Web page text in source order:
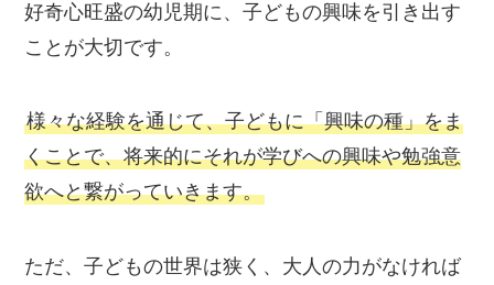
好奇心旺盛の幼児期に、子どもの興味を引き出す
ことが大切です。
様々な経験を通じて、子どもに「興味の種」をま
くことで、将来的にそれが学びへの興味や勉強意
欲へと繋がっていきます。
ただ、子どもの世界は狭く、大人の力がなければ